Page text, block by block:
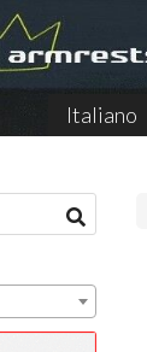
Italiano